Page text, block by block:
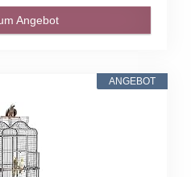
Angebot
ANGEBOT